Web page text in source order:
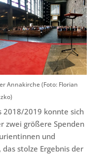
Annakirche (Foto: Florian
2018/2019 konnte sich
zwei größere Spenden
und
stolze Ergebnis der